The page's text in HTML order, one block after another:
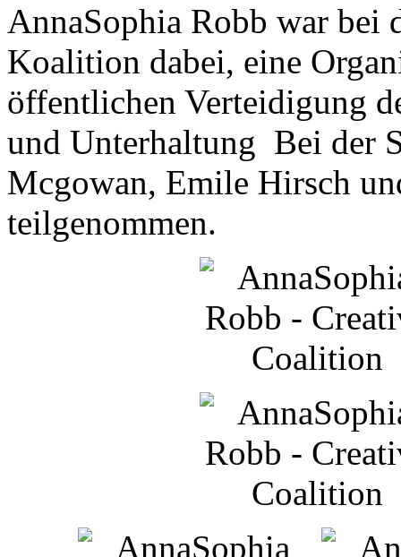
AnnaSophia Robb war bei
Koalition dabei, eine
öffentlichen Verteidigung
und Unterhaltung Bei der
Mcgowan, Emile Hirsch
teilgenommen.